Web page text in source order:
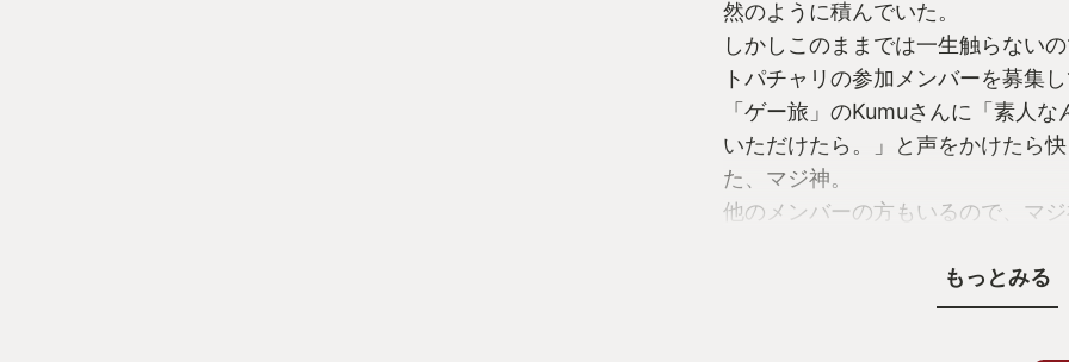
然のように積んでいた。
しかしこのままでは一生触らないの
トパチャリの参加メンバーを募集
「ゲー旅」のKumuさんに「素人
いただけたら。」と声をかけたら
た、マジ神。
他のメンバーの方もいるので、マジ
背水の陣を決め込んだ所でさぁ練
いいものの格ゲーに全く触れてこ
もっとみる